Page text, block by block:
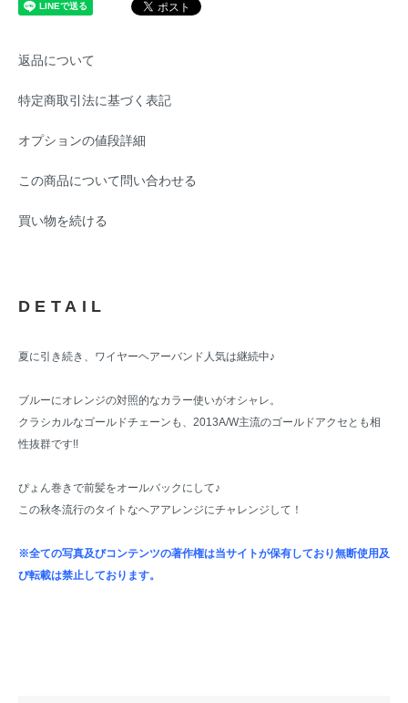
返品について
特定商取引法に基づく表記
オプションの値段詳細
この商品について問い合わせる
買い物を続ける
DETAIL
夏に引き続き、ワイヤーヘアーバンド人気は継続中♪
ブルーにオレンジの対照的なカラー使いがオシャレ。
クラシカルなゴールドチェーンも、2013A/W主流のゴールドアクセとも相
性抜群です!!
ぴょん巻きで前髪をオールバックにして♪
この秋冬流行のタイトなヘアアレンジにチャレンジして！
※全ての写真及びコンテンツの著作権は当サイトが保有しており無断使用及
び転載は禁止しております。